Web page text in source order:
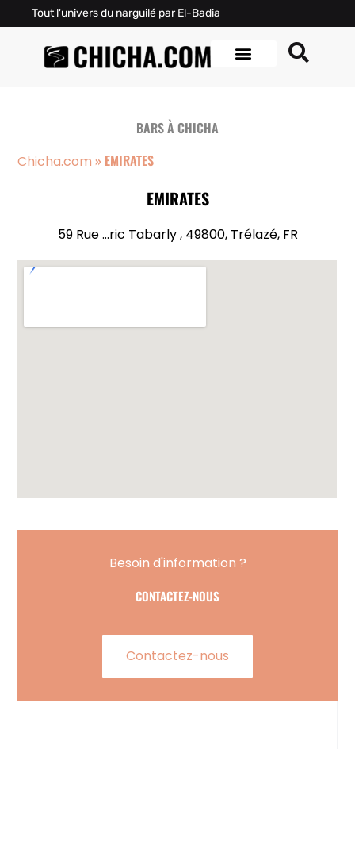
Tout l'univers du narguilé par El-Badia
BARS À CHICHA
Chicha.com » EMIRATES
EMIRATES
59 Rue …ric Tabarly , 49800, Trélazé, FR
Besoin d'information ?
CONTACTEZ-NOUS
Contactez-nous